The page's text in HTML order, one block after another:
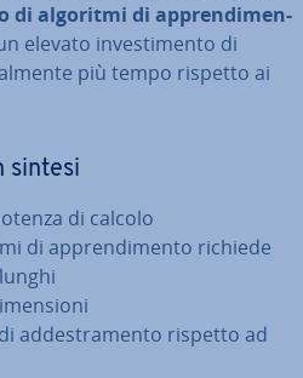
di algoritmi di ap­pren­di­men­
elevato in­ve­sti­men­to di
più tempo rispetto ai
sintesi
di calcolo
di ap­pren­di­men­to richiede
ad­de­stra­men­to rispetto ad